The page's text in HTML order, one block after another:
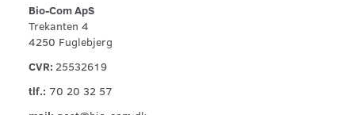
Bio-Com ApS
Trekanten 4
4250 Fuglebjerg
CVR: 25532619
tlf.: 70 20 32 57